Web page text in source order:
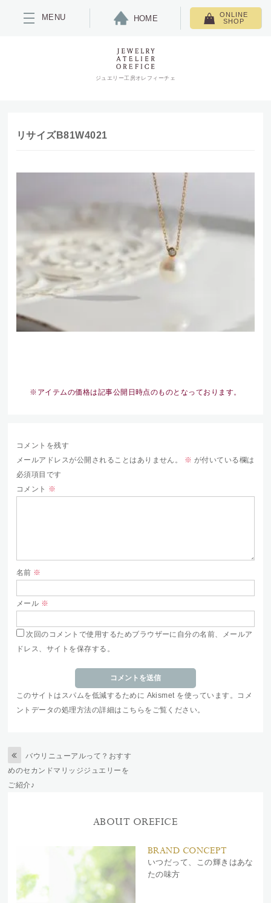
MENU HOME
ONLINE
SHOP
ジュエリー工房オレフィーチェ
リサイズB81W4021
※アイテムの価格は記事公開日時点のものとなっております。
コメントを残す
メールアドレスが公開されることはありません。
※ が付いている欄は
必須項目です
コメント ※
名前 ※
メール ※
次回のコメントで使用するためブラウザーに自分の名前、メールア
ドレス、サイトを保存する。
このサイトはスパムを低減するために Akismet を使っています。
コメ
ントデータの処理方法の詳細はこちらをご覧ください。
バウリニューアルって？おすす
めのセカンドマリッジジュエリーを
ご紹介♪
ABOUT OREFICE
BRAND CONCEPT
いつだって、この輝きはあな
たの味方